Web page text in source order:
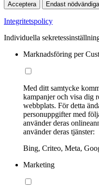
Acceptera Endast nödvändiga
Integritetspolicy
Individuella
Marknadsföring per
Med ditt samtycke
kampanjer och visa dig
webbplats. För detta
personuppgifter med
använder deras
använder deras tjänster:
Bing, Criteo, Meta,
Marketing